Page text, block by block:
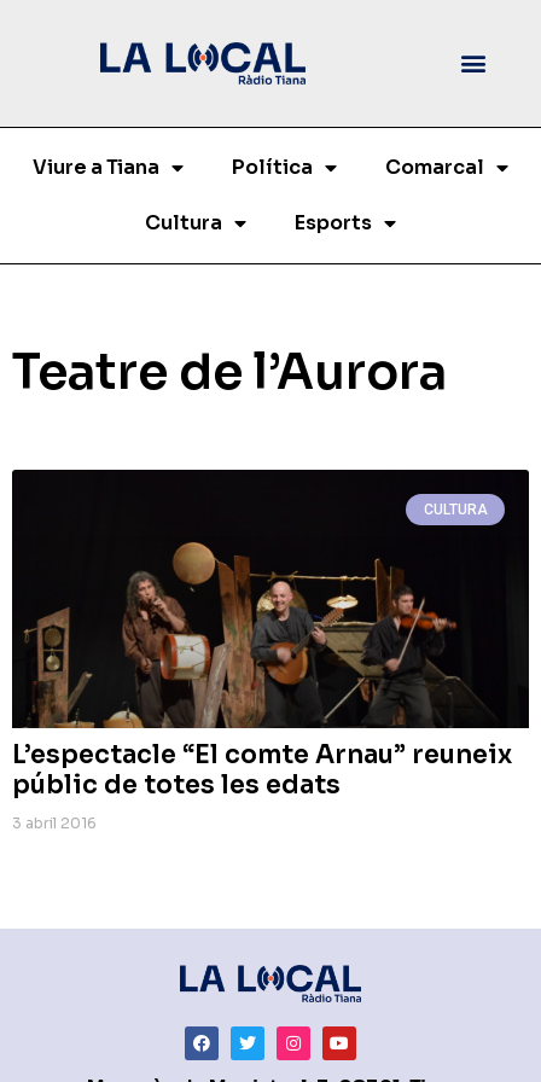
Viure a Tiana Política Comarcal
Cultura Esports
Teatre de l’Aurora
CULTURA
L’espectacle “El comte Arnau” reuneix
públic de totes les edats
3 abril 2016